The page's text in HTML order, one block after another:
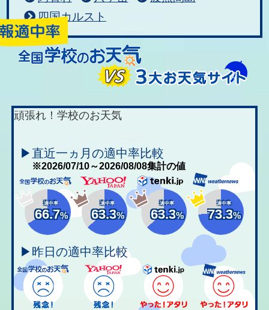
四国カルスト
頑張れ！学校のお天気
▶直近一ヵ月の適中率比較
※2026/07/10～2026/08/08集計の値
適中率
66.7%
適中率
63.3%
適中率
63.3%
適中率
73.3%
▶昨日の適中率比較